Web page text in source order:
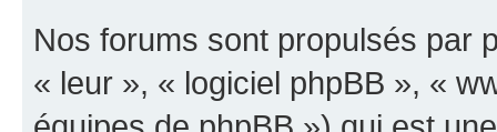
Nos forums sont propulsés par
« leur », « logiciel phpBB », «